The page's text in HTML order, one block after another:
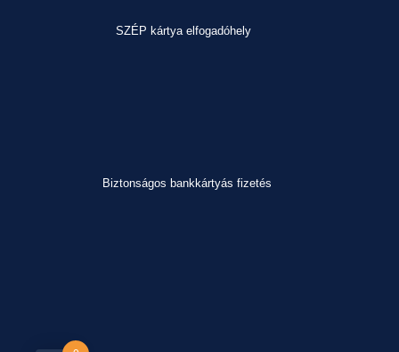
SZÉP kártya elfogadóhely
Biztonságos bankkártyás fizetés